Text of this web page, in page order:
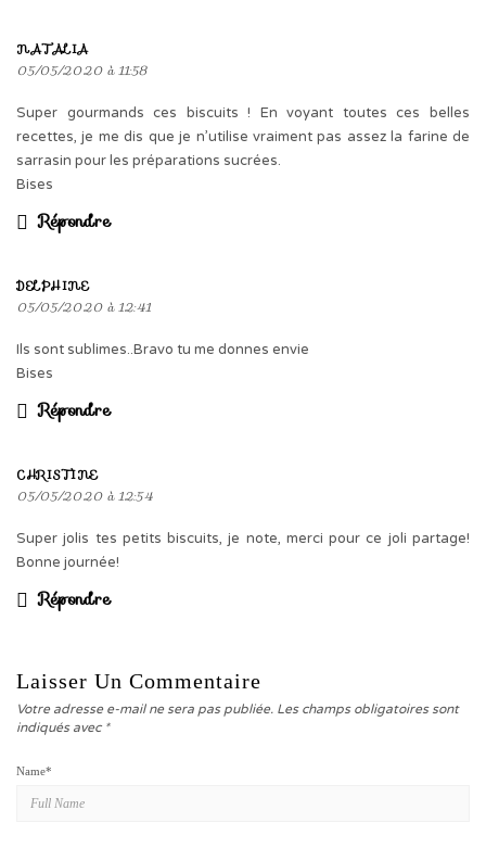
NATALIA
05/05/2020 à 11:58
Super gourmands ces biscuits ! En voyant toutes ces belles
recettes, je me dis que je n’utilise vraiment pas assez la farine de
sarrasin pour les préparations sucrées.
Bises
Répondre
DELPHINE
05/05/2020 à 12:41
Ils sont sublimes..Bravo tu me donnes envie
Bises
Répondre
CHRISTINE
05/05/2020 à 12:54
Super jolis tes petits biscuits, je note, merci pour ce joli partage!
Bonne journée!
Répondre
Laisser Un Commentaire
Votre adresse e-mail ne sera pas publiée. Les champs obligatoires sont
indiqués avec *
Name*